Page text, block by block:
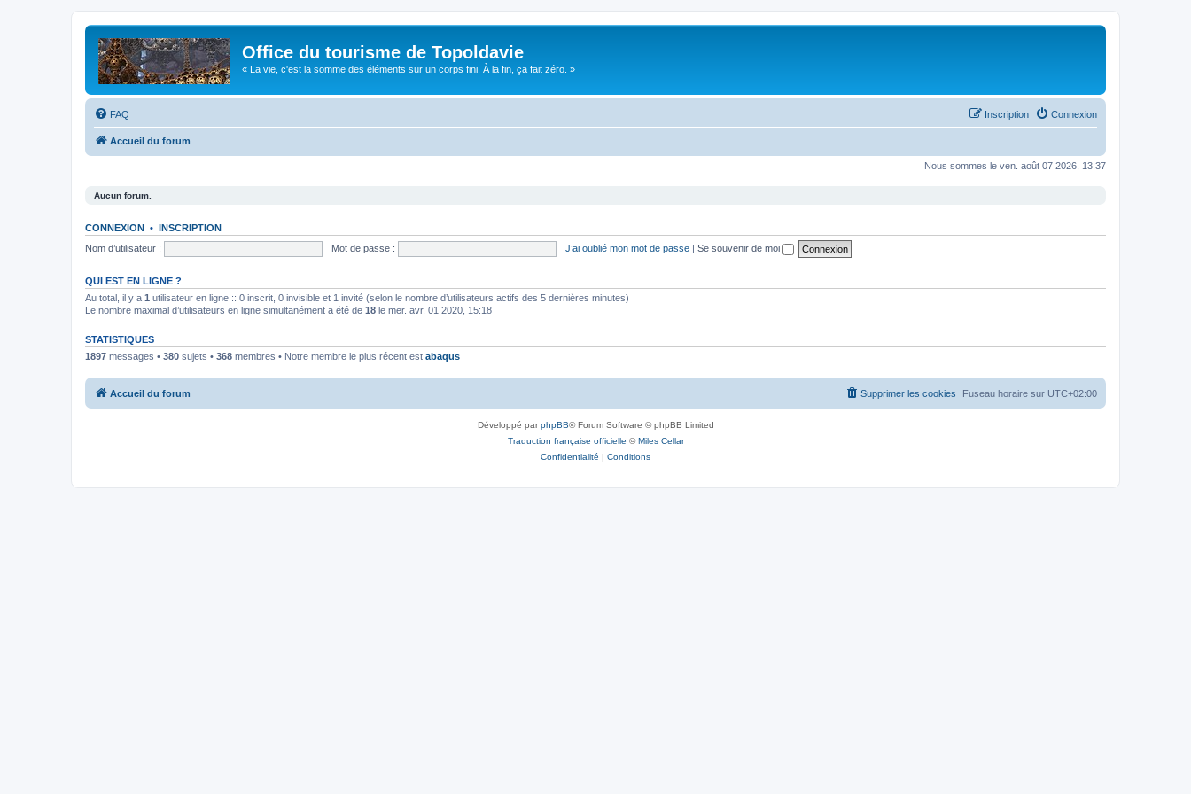
Office du tourisme de Topoldavie
« La vie, c'est la somme des éléments sur un corps fini. À la fin, ça fait zéro. »
FAQ Connexion
Inscription
Accueil du forum
Nous sommes le ven. août 07 2026, 13:37
Aucun forum.
CONNEXION • INSCRIPTION
Nom d’utilisateur :
Mot de passe : J’ai oublié mon mot de passe | Se souvenir de moi
QUI EST EN LIGNE ?
Au total, il y a 1 utilisateur en ligne :: 0 inscrit, 0 invisible et 1 invité (selon le nombre d’utilisateurs actifs des 5 dernières minutes)
Le nombre maximal d’utilisateurs en ligne simultanément a été de 18 le mer. avr. 01 2020, 15:18
STATISTIQUES
1897 messages • 380 sujets • 368 membres • Notre membre le plus récent est abaqus
Accueil du forum Fuseau horaire sur UTC+02:00
Supprimer les cookies
Développé parphpBB® Forum Software © phpBB Limited
Traduction française officielle ©Miles Cellar
Confidentialité | Conditions